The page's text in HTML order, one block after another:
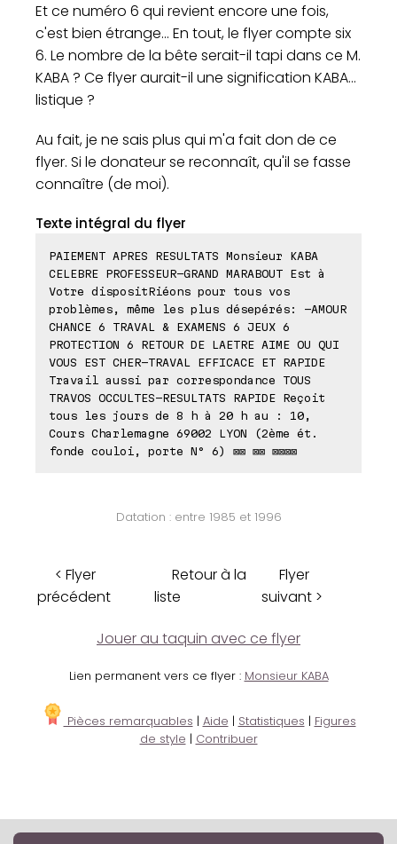
Et ce numéro 6 qui revient encore une fois,
c'est bien étrange... En tout, le flyer compte six
6. Le nombre de la bête serait-il tapi dans ce M.
KABA ? Ce flyer aurait-il une signification KABA...
listique ?
Au fait, je ne sais plus qui m'a fait don de ce
flyer. Si le donateur se reconnaît, qu'il se fasse
connaître (de moi).
Texte intégral du flyer
PAIEMENT APRES RESULTATS Monsieur KABA
CELEBRE PROFESSEUR-GRAND MARABOUT Est à
Votre dispositRiéons pour tous vos
problèmes, même les plus désepérés: -AMOUR
CHANCE 6 TRAVAL & EXAMENS 6 JEUX 6
PROTECTION 6 RETOUR DE LAETRE AIME OU QUI
VOUS EST CHER-TRAVAL EFFICACE ET RAPIDE
Travail aussi par correspondance TOUS
TRAVOS OCCULTES-RESULTATS RAPIDE Reçoit
tous les jours de 8 h à 20 h au : 10,
Cours Charlemagne 69002 LYON (2ème ét.
fonde couloi, porte N° 6) ⊠⊠ ⊠⊠ ⊠⊠⊠⊠
Datation : entre 1985 et 1996
< Flyer
précédent
Retour à la
liste
Flyer
suivant >
Jouer au taquin avec ce flyer
Lien permanent vers ce flyer : Monsieur KABA
Pièces remarquables | Aide | Statistiques | Figures
de style | Contribuer